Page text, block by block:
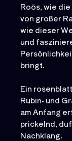
Roös, wie
von großer
wie dieser
und
bringt.
Ein
Rubin- und
am Anfang
prickelnd,
Nachklang.